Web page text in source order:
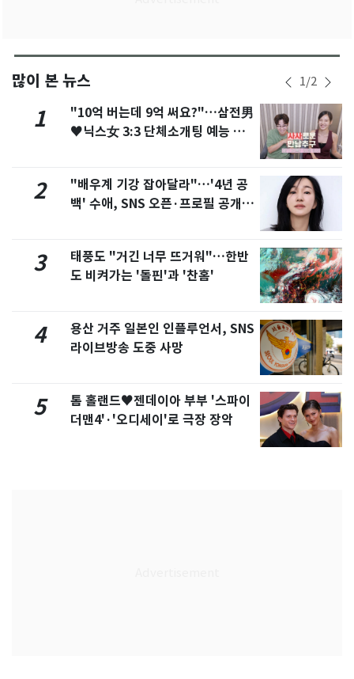
많이 본 뉴스 1/2
1
"10억 버는데 9억 써요?"…삼전男
♥닉스女 3:3 단체소개팅 예능 화
2
"배우계 기강 잡아달라"…'4년 공
백' 수애, SNS 오픈·프로필 공개
3
태풍도 "거긴 너무 뜨거워"…한반
도 비켜가는 '돌핀'과 '찬홈'
4
용산 거주 일본인 인플루언서, SNS
라이브방송 도중 사망
5
톰 홀랜드♥젠데이아 부부 '스파이
더맨4'·'오디세이'로 극장 장악